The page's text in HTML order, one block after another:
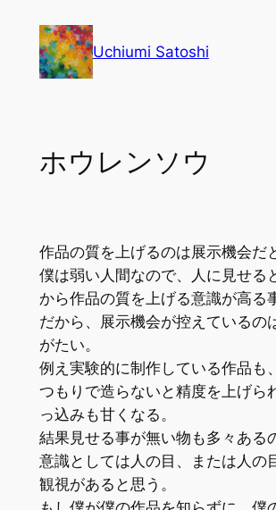
Uchiumi Satoshi
ホウレンソウ
作品の質を上げるのは展示機会だ
僕は弱い人間なので、人に見せる
から作品の質を上げる意識が高る
だから、展示機会が控えているの
がたい。
例え実験的に制作している作品も
つもりで造らないと精度を上げら
っ込みも甘くなる。
結果見せる事が無い物も多々ある
意識としては人の目、または人の
観視があると思う。